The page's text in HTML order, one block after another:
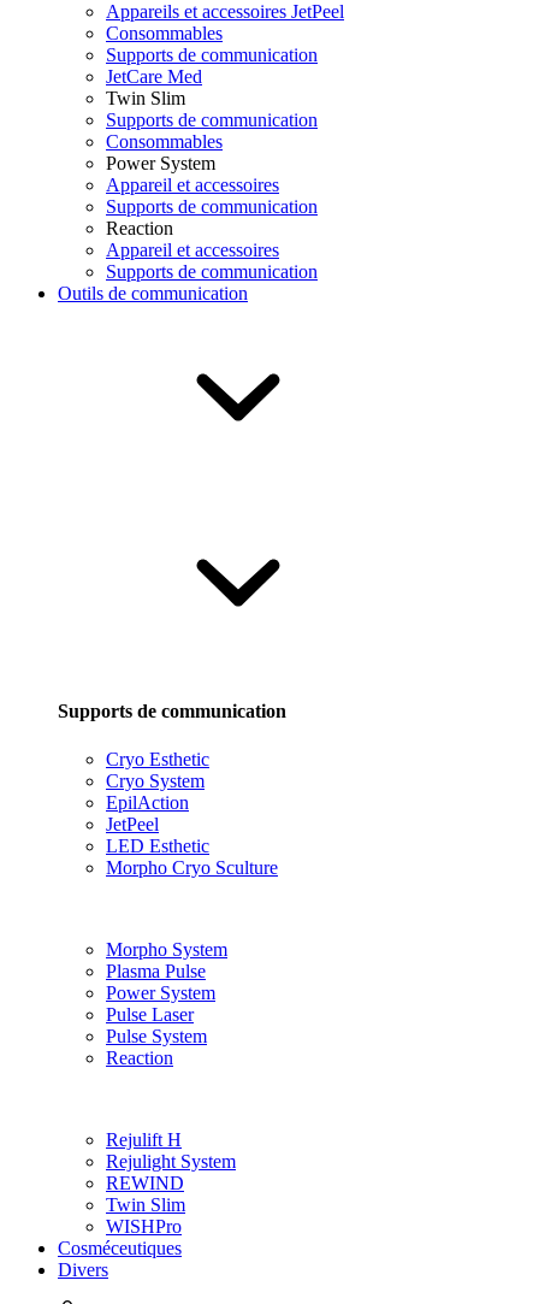
Appareils et accessoires JetPeel
Consommables
Supports de communication
JetCare Med
Twin Slim
Supports de communication
Consommables
Power System
Appareil et accessoires
Supports de communication
Reaction
Appareil et accessoires
Supports de communication
Outils de communication
Supports de communication
Cryo Esthetic
Cryo System
EpilAction
JetPeel
LED Esthetic
Morpho Cryo Sculture
Morpho System
Plasma Pulse
Power System
Pulse Laser
Pulse System
Reaction
Rejulift H
Rejulight System
REWIND
Twin Slim
WISHPro
Cosméceutiques
Divers